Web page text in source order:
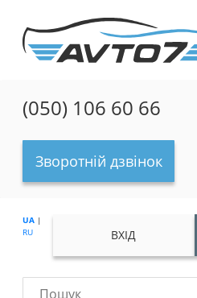
(050) 106 60 66
Зворотній дзвінок
UA |
RU
ВХІД